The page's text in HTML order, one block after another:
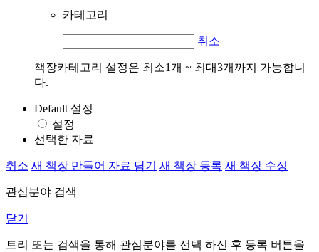
카테고리
취소
책장카테고리 설정은 최소1개 ~ 최대3개까지 가능합니
다.
Default 설정
설정
선택한 자료
취소 새 책장 만들어 자료 담기 새 책장 등록 새 책장 수정
관심분야 검색
닫기
트리 또는 검색을 통해 관심분야를 선택 하신 후 등록 버튼을